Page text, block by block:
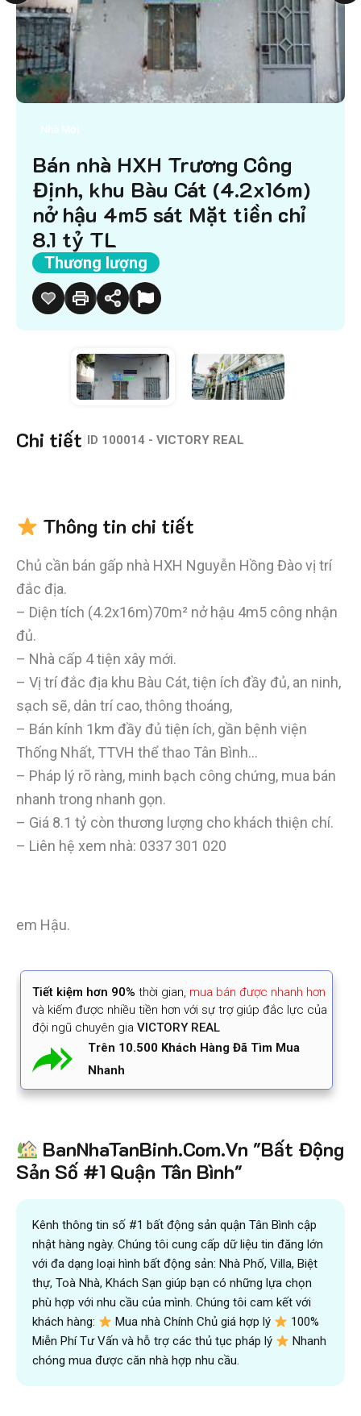
Nhà Mới
Bán nhà HXH Trương Công
Định, khu Bàu Cát (4.2x16m)
nở hậu 4m5 sát Mặt tiền chỉ
8.1 tỷ TL
Thương lượng
Chi tiết ID 100014 - VICTORY REAL
Thông tin chi tiết
Chủ cần bán gấp nhà HXH Nguyễn Hồng Đào vị trí
đắc địa.
– Diện tích (4.2x16m)70m² nở hậu 4m5 công nhận
đủ.
– Nhà cấp 4 tiện xây mới.
– Vị trí đắc địa khu Bàu Cát, tiện ích đầy đủ, an ninh,
sạch sẽ, dân trí cao, thông thoáng,
– Bán kính 1km đầy đủ tiện ích, gần bệnh viện
Thống Nhất, TTVH thể thao Tân Bình…
– Pháp lý rõ ràng, minh bạch công chứng, mua bán
nhanh trong nhanh gọn.
– Giá 8.1 tỷ còn thương lượng cho khách thiện chí.
– Liên hệ xem nhà: 0337 301 020
em Hậu.
Tiết kiệm hơn 90% thời gian, mua bán được nhanh hơn
và kiếm được nhiều tiền hơn với sự trợ giúp đắc lực của
đội ngũ chuyên gia VICTORY REAL
Trên 10.500 Khách Hàng Đã Tìm Mua
Nhanh
BanNhaTanBinh.Com.Vn "Bất Động
Sản Số #1 Quận Tân Bình"
Kênh thông tin số #1 bất động sản quận Tân Bình cập
nhật hàng ngày. Chúng tôi cung cấp dữ liệu tin đăng lớn
với đa dạng loại hình bất động sản: Nhà Phố, Villa, Biệt
thự, Toà Nhà, Khách Sạn giúp bạn có những lựa chọn
phù hợp với nhu cầu của mình. Chúng tôi cam kết với
khách hàng:
Mua nhà Chính Chủ giá hợp lý
100%
Miễn Phí Tư Vấn và hỗ trợ các thủ tục pháp lý
Nhanh
chóng mua được căn nhà hợp nhu cầu.